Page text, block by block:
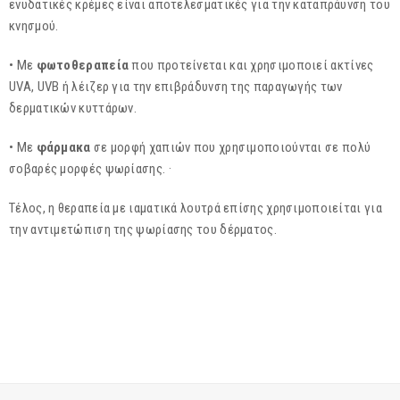
ενυδατικές κρέμες είναι αποτελεσματικές για την καταπράυνση του
κνησμού.
• Με φωτοθεραπείαπου προτείνεται και χρησιμοποιεί ακτίνες
UVA, UVB ή λέιζερ για την επιβράδυνση της παραγωγής των
δερματικών κυττάρων.
• Με φάρμακα σε μορφή χαπιών που χρησιμοποιούνται σε πολύ
σοβαρές μορφές ψωρίασης. ·
Τέλος, η θεραπεία με ιαματικά λουτρά επίσης χρησιμοποιείται για
την αντιμετώπιση της ψωρίασης του δέρματος.